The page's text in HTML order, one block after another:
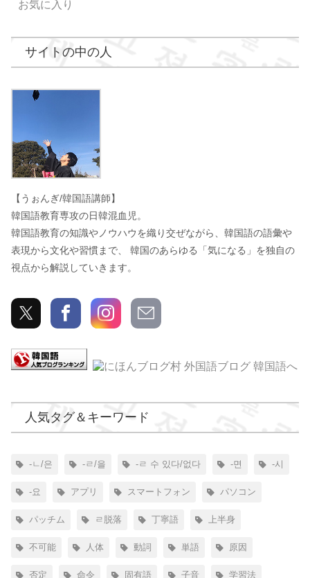
お気に入り
サイトの中の人
うぉんぎ
【うぉんぎ/韓国語講師】
韓国語教育専攻の日韓混血児。
韓国語教育の知識やノウハウを織り交ぜながら、韓国語の語彙や
表現から文化や習慣まで、 韓国のあらゆる「気になる」を独自の
視点から解説していきます。
人気タグ＆キーワード
-ㄴ/은 -ㄹ/을 -ㄹ 수 있다/없다 -면 -시
-요 アプリ スマートフォン パソコン
パッチム ㄹ脱落 丁寧語 上半身
不可能 人体 動詞 単語 原因
否定 命令 固有語 子音 学習法